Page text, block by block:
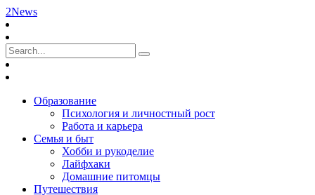
2News
Образование
Психология и личностный рост
Работа и карьера
Семья и быт
Хобби и рукоделие
Лайфхаки
Домашние питомцы
Путешествия